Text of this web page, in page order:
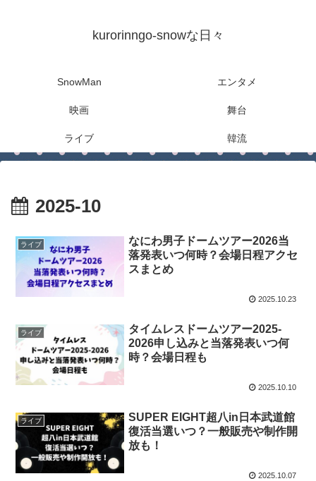
kurorinngo-snowな日々
SnowMan エンタメ
映画 舞台
ライブ 韓流
2025-10
ライブ
なにわ男子ドームツアー2026当
落発表いつ何時？会場日程アクセ
スまとめ
2025.10.23
ライブ
タイムレスドームツアー2025-
2026申し込みと当落発表いつ何
時？会場日程も
2025.10.10
ライブ
SUPER EIGHT超八in日本武道館
復活当選いつ？一般販売や制作開
放も！
2025.10.07